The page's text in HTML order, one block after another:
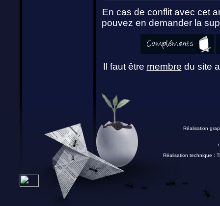
En cas de conflit avec cet
pouvez en demander la
Il faut être membre du site
Réalisation
Réalisation technique :